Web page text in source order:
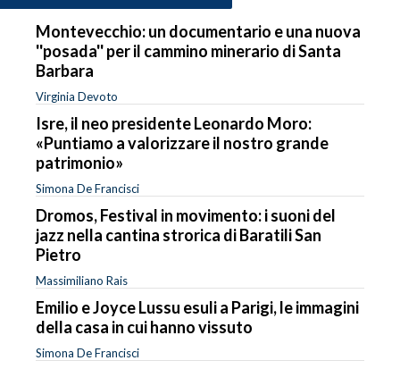
Montevecchio: un documentario e una nuova
''posada'' per il cammino minerario di Santa
Barbara
Virginia Devoto
Isre, il neo presidente Leonardo Moro:
«Puntiamo a valorizzare il nostro grande
patrimonio»
Simona De Francisci
Dromos, Festival in movimento: i suoni del
jazz nella cantina strorica di Baratili San
Pietro
Massimiliano Rais
Emilio e Joyce Lussu esuli a Parigi, le immagini
della casa in cui hanno vissuto
Simona De Francisci